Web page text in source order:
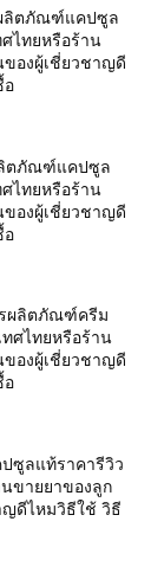
ผลิตภัณฑ์แคปซูล
ไทยหรือร้าน
ของผู้เชี่ยวชาญดี
อ
ลิตภัณฑ์แคปซูล
ไทยหรือร้าน
ของผู้เชี่ยวชาญดี
อ
รผลิตภัณฑ์ครีม
ศไทยหรือร้าน
ของผู้เชี่ยวชาญดี
อ
ซูลแท้ราคารีวิว
ขายยาของลูก
ญดีไหมวิธีใช้ วิธี